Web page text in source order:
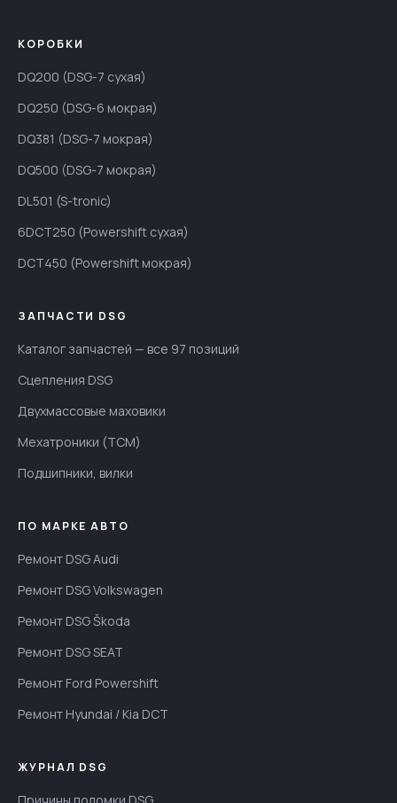
КОРОБКИ
DQ200 (DSG-7 сухая)
DQ250 (DSG-6 мокрая)
DQ381 (DSG-7 мокрая)
DQ500 (DSG-7 мокрая)
DL501 (S-tronic)
6DCT250 (Powershift сухая)
DCT450 (Powershift мокрая)
ЗАПЧАСТИ DSG
Каталог запчастей — все 97 позиций
Сцепления DSG
Двухмассовые маховики
Мехатроники (TCM)
Подшипники, вилки
ПО МАРКЕ АВТО
Ремонт DSG Audi
Ремонт DSG Volkswagen
Ремонт DSG Škoda
Ремонт DSG SEAT
Ремонт Ford Powershift
Ремонт Hyundai / Kia DCT
ЖУРНАЛ DSG